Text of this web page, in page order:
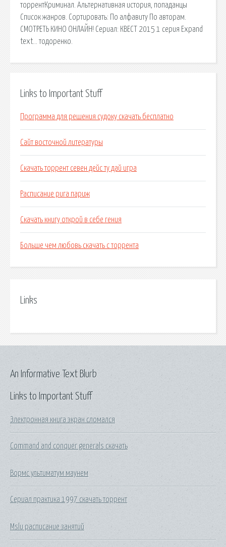
торрентКриминал. Альтернативная история, попаданцы
Список жанров. Сортировать: По алфавиту По авторам.
СМОТРЕТЬ КИНО ОНЛАЙН! Сериал: КВЕСТ 2015 1 серия Expand
text… тодоренко.
Links to Important Stuff
Программа для решения судоку скачать бесплатно
Сайт восточной литературы
Скачать торрент севен дейс ту дай игра
Расписание рига париж
Скачать книгу открой в себе гения
Больше чем любовь скачать с торрента
Links
Links to Important Stuff
Электронная книга экран сломался
Command and conquer generals скачать
Вормс ультиматум маунем
Сериал практика 1997 скачать торрент
Mslu расписание занятий
An Informative Text Blurb